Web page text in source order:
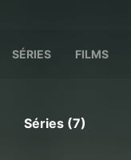
SÉRIES FILMS
Séries (7)